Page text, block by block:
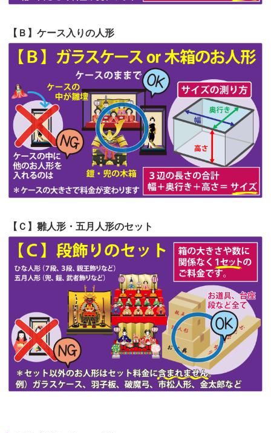
第56回人形供養祭 令和4年10月19日(水)
第55回人形供養祭令和4年9月8日(木)
第54回人形供養祭令和4年8月1日(月)
第53回人形供養祭令和4年7月1日(金)
第52回人形供養祭令和4年5月17日(火)
第51回人形供養祭令和4年4月18日(月)
第50回人形供養祭令和4年3月15日(火)
第49回人形供養祭令和4年1月17日(月)
第48回人形供養祭令和3年12月3日(金)
第47回人形供養祭 令和3年10月11日(月)
第46回人形供養祭 令和3年9月13日(月)
第45回人形供養祭令和3年7月12日(月)
第44回人形供養祭令和3年6月3日(木)
第43回人形供養祭令和3年4月23日(金)
【Ｂ】ケース入りの人形
【Ｃ】雛人形・五月人形のセット